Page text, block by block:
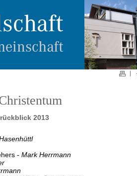
2013
- Mark Herrmann